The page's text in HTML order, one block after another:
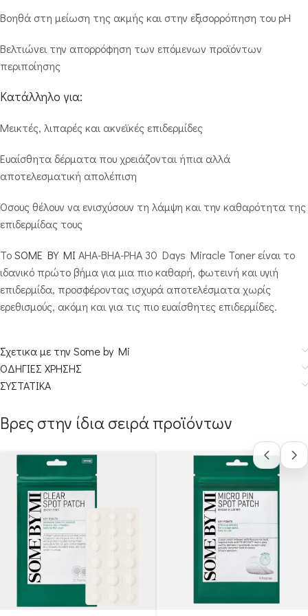
Βοηθά στη μείωση της ακμής και στην εξισορρόπηση του pH
Βελτιώνει την απορρόφηση των επόμενων προϊόντων
περιποίησης
Κατάλληλο για:
Μεικτές, λιπαρές και ακνεϊκές επιδερμίδες
Ευαίσθητα δέρματα που χρειάζονται ήπια αλλά
αποτελεσματική απολέπιση
Όσους θέλουν να ενισχύσουν τη λάμψη και την καθαρότητα της
επιδερμίδας τους
ΤοSOME BY MI AHA-BHA-PHA 30 Days Miracle Toner είναι το
ιδανικό πρώτο βήμα για μια πιο καθαρή, φωτεινή και υγιή
επιδερμίδα, προσφέροντας ισχυρά αποτελέσματα χωρίς
ερεθισμούς, ακόμη και για τις πιο ευαίσθητες επιδερμίδες.
Σχετικα με την Some by Mi
ΟΔΗΓΙΕΣ ΧΡΗΣΗΣ
ΣΥΣΤΑΤΙΚΑ
Βρες στην ίδια σειρά προϊόντων